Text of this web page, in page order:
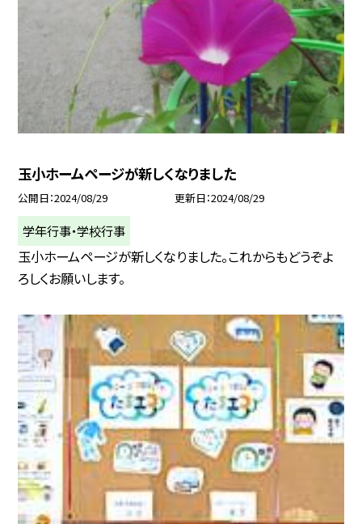
玉小ホームページが新しくなりました
公開日 2024/08/29 更新日 2024/08/29
学年行事・学校行事
玉小ホームページが新しくなりました。これからもどうぞよ
ろしくお願いします。